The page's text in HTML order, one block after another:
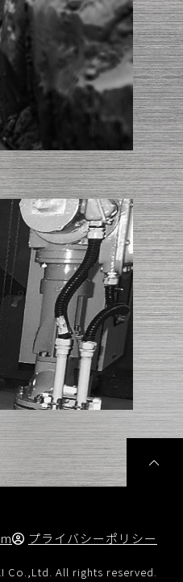
プライバシーポリシー
Co.,Ltd. All rights reserved.